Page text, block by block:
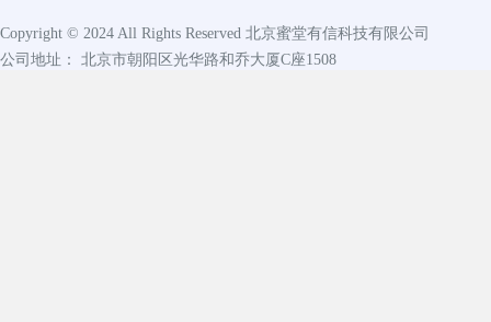
Copyright © 2024 All Rights Reserved 北京蜜堂有信科技有限公司
公司地址： 北京市朝阳区光华路和乔大厦C座1508